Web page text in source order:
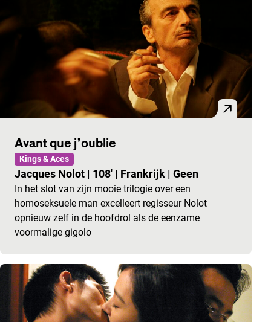
Avant que j’oublie
Kings & Aces
Jacques Nolot | 108' | Frankrijk | Geen
In het slot van zijn mooie trilogie over een
homoseksuele man excelleert regisseur Nolot
opnieuw zelf in de hoofdrol als de eenzame
voormalige gigolo